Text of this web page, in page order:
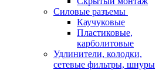
Силовые разъемы
Каучуковые
Пластиковые,
карболитовые
Удлинители, колодки,
сетевые фильтры, шнуры